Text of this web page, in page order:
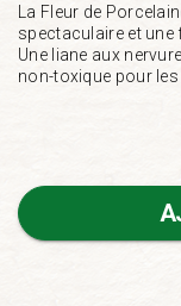
La Fleur de
spectaculaire et
Une liane aux
non-toxique pour les